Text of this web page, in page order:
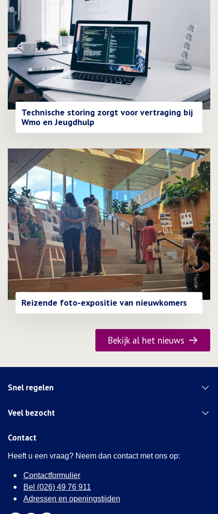
Technische storing zorgt voor vertraging bij
Wmo en Jeugdhulp
Reizende foto-expositie van nieuwkomers
Lees meer over Reizende foto-expositie van nieuwkomers
Bekijk al het nieuws
Snel regelen
Veel bezocht
Contact
Heeft u een vraag? Neem dan contact met ons op:
Contactformulier
Bel (026) 49 76 911
Adressen en openingstijden